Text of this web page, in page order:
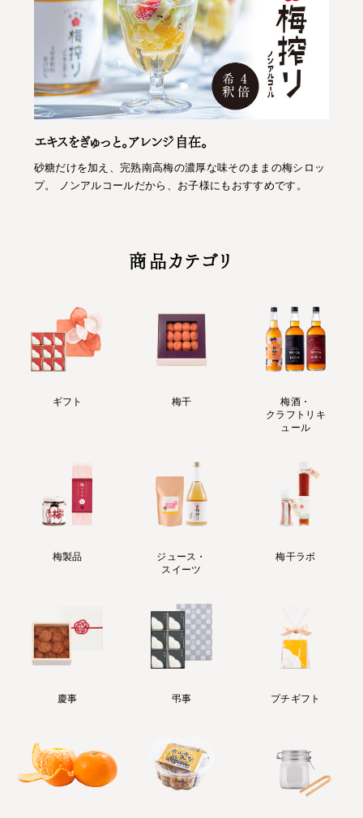
エキスをぎゅっと。アレンジ自在。
砂糖だけを加え、完熟南高梅の濃厚な味そのままの梅シロッ
プ。 ノンアルコールだから、お子様にもおすすめです。
商品カテゴリ
ギフト 梅干
梅酒・
クラフトリキ
ュール
梅製品
ジュース・
スイーツ
梅干ラボ
慶事 弔事 プチギフト